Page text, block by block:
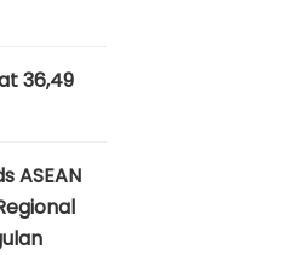
36,49
ASEAN